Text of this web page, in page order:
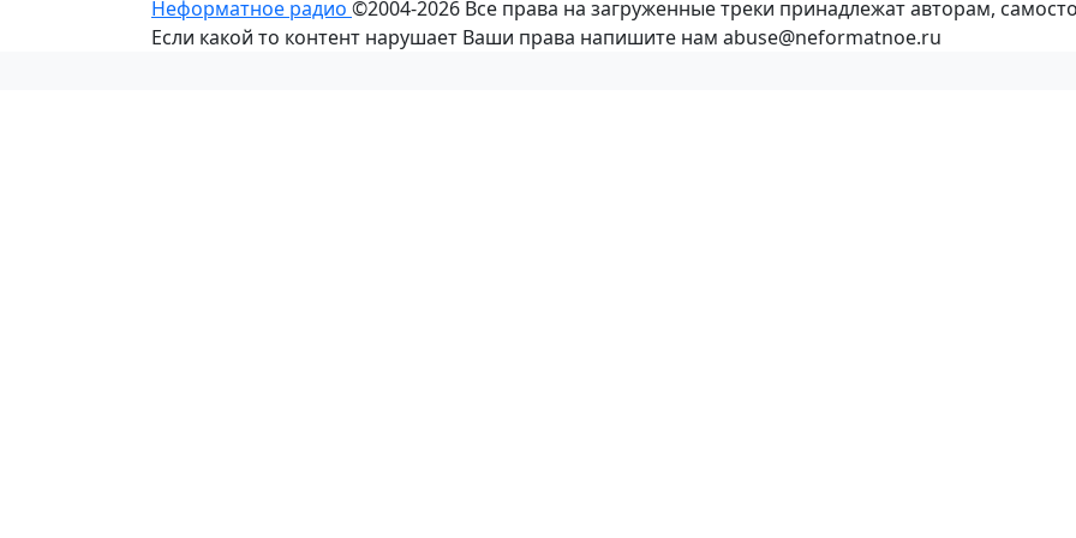
Неформатное радио ©2004-2026 Все права на загруженные треки принадлежат авторам,
Если какой то контент нарушает Ваши права напишите нам abuse@neformatnoe.ru